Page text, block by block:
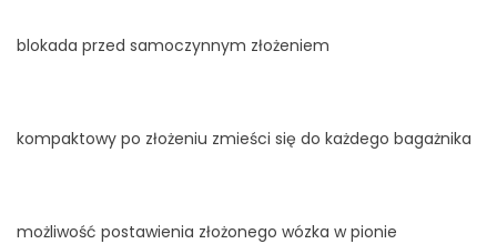
blokada przed samoczynnym złożeniem
kompaktowy po złożeniu zmieści się do każdego bagażnika
możliwość postawienia złożonego wózka w pionie